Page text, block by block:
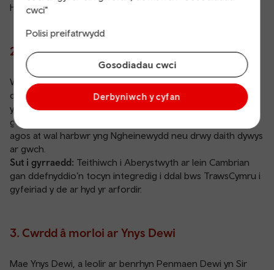
cwci"
Polisi preifatrwydd
Gosodiadau cwci
Derbyniwch y cyfan
Harbwr Martin, lle y gallwch ddal llong i’r ynys.
2. Cwrdd â dolffiniaid ym Mae Ceredigion
Wyddoch chi fod Cymru’n gartref i’r boblogaeth fwyaf o
ddolffiniaid trwyn-botel yn y DU? Yn aml yn ystod misoedd
yr haf (Mehefin-Medi), pan fo’r moroedd yn fwy tawel,
gallwch weld dolffiniaid wrthi’n chwarae yn y tonnau yn
agos at wal harbwr yng Ngheinewydd neu drwy daith dywys
ar gwch.
Sut i gyrraedd: Teithiwch i Aberystwyth ar lein Cambrian
gan ddefnyddio’n tocyn integredig i ddal bws TrawsCymru i
gyfeiriad y de ar hyd yr arfordir.
3. Cwrdd â morloi ar Ynys Dewi
Mae Ynys Dewi, a leolir ar benrhyn Penmaen Dewi yn Sir